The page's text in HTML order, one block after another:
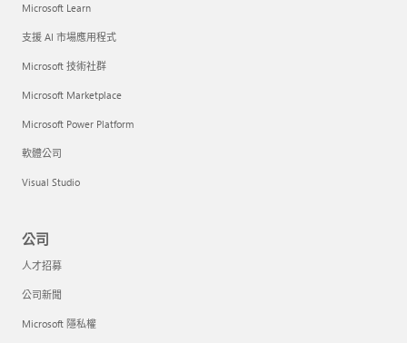
Microsoft Learn
支援 AI 市場應用程式
Microsoft 技術社群
Microsoft Marketplace
Microsoft Power Platform
軟體公司
Visual Studio
公司
人才招募
公司新聞
Microsoft 隱私權